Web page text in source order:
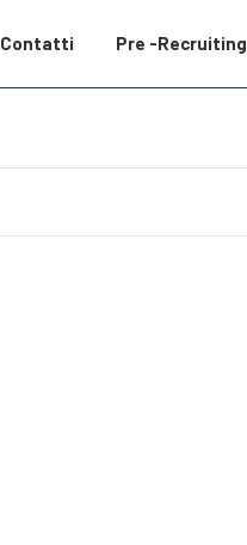
Contatti Pre -Recruiting